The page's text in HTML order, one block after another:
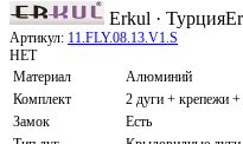
Erkul · Турция
Артикул: 11.FLY.08.13.V1.S
НЕТ
Материал
Алюминий
Комплект
2 дуги + крепежи +
Замок
Есть